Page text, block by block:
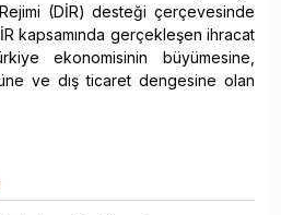
Rejimi (DİR) desteği çerçevesinde
kapsamında gerçekleşen ihracat
ekonomisinin büyümesine,
ve dış ticaret dengesine olan